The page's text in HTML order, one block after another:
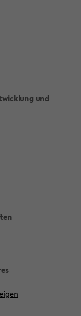
und